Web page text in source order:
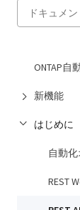
ONTAP自
新機能
はじめに
自動
REST